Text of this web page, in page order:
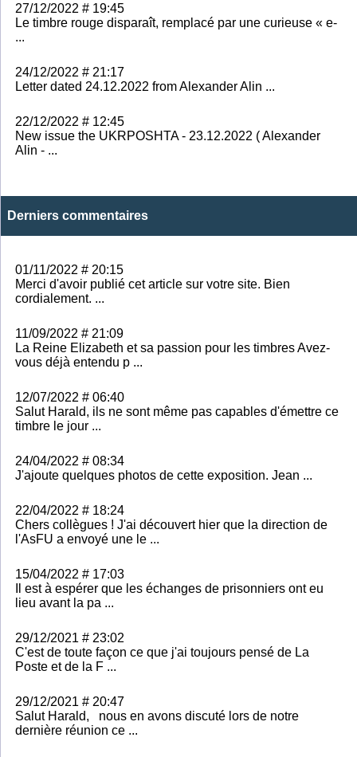
27/12/2022 # 19:45
Le timbre rouge disparaît, remplacé par une curieuse « e-
...
24/12/2022 # 21:17
Letter dated 24.12.2022 from Alexander Alin ...
22/12/2022 # 12:45
New issue the UKRPOSHTA - 23.12.2022 ( Alexander
Alin - ...
Derniers commentaires
01/11/2022 # 20:15
Merci d'avoir publié cet article sur votre site. Bien
cordialement. ...
11/09/2022 # 21:09
La Reine Elizabeth et sa passion pour les timbres Avez-
vous déjà entendu p ...
12/07/2022 # 06:40
Salut Harald, ils ne sont même pas capables d'émettre ce
timbre le jour ...
24/04/2022 # 08:34
J'ajoute quelques photos de cette exposition. Jean ...
22/04/2022 # 18:24
Chers collègues ! J'ai découvert hier que la direction de
l'AsFU a envoyé une le ...
15/04/2022 # 17:03
Il est à espérer que les échanges de prisonniers ont eu
lieu avant la pa ...
29/12/2021 # 23:02
C'est de toute façon ce que j'ai toujours pensé de La
Poste et de la F ...
29/12/2021 # 20:47
Salut Harald, nous en avons discuté lors de notre
dernière réunion ce ...